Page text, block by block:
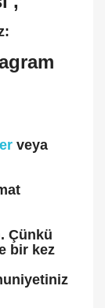
veya
Çünkü
bir kez